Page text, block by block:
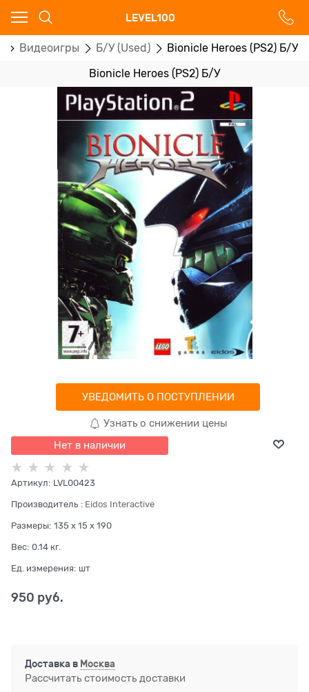
LEVEL100
Видеоигры Б/У (Used) Bionicle Heroes (PS2) Б/У
Bionicle Heroes (PS2) Б/У
УВЕДОМИТЬ О ПОСТУПЛЕНИИ
Узнать о снижении цены
Нет в наличии
Артикул: LVL00423
Производитель : Eidos Interactive
Размеры: 135 x 15 x 190
Вес: 0.14 кг.
Ед. измерения: шт
950 руб.
Доставка в Москва
Рассчитать стоимость доставки
Ваш город - Москва,
угадали?
ДА НЕТ